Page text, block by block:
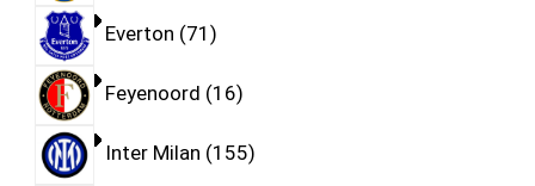
Everton 71
Feyenoord 16
Inter Milan 155